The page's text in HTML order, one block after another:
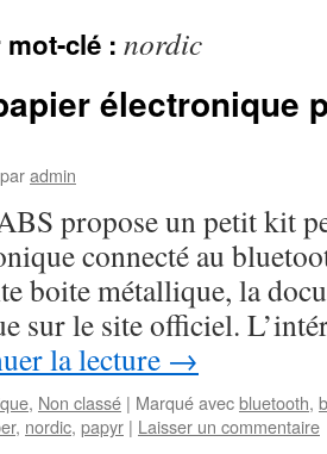
clé : nordic
électronique
paradmin
propose un petit kit
connecté au
boite métallique, la
sur le site officiel.
la lecture →
, Non classé | Marqué avecbluetooth,
, nordic, papyr | Laisser un commentaire